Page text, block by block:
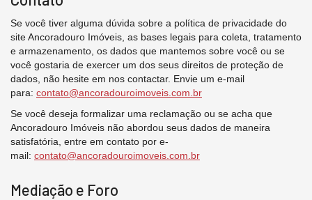
Se você tiver alguma dúvida sobre a política de privacidade do
site Ancoradouro Imóveis, as bases legais para coleta, tratamento
e armazenamento, os dados que mantemos sobre você ou se
você gostaria de exercer um dos seus direitos de proteção de
dados, não hesite em nos contactar. Envie um e-mail
para: contato@ancoradouroimoveis.com.br
Se você deseja formalizar uma reclamação ou se acha que
Ancoradouro Imóveis não abordou seus dados de maneira
satisfatória, entre em contato por e-
mail: contato@ancoradouroimoveis.com.br
Mediação e Foro